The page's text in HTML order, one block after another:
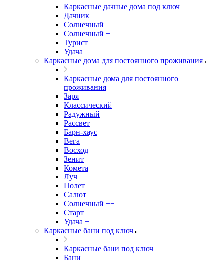
Каркасные дачные дома под ключ
Дачник
Солнечный
Солнечный +
Турист
Удача
Каркасные дома для постоянного проживания
Каркасные дома для постоянного
проживания
Заря
Классический
Радужный
Рассвет
Барн-хаус
Вега
Восход
Зенит
Комета
Луч
Полет
Салют
Солнечный ++
Старт
Удача +
Каркасные бани под ключ
Каркасные бани под ключ
Бани